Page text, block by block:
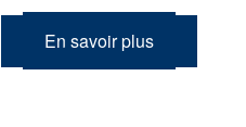
En savoir plus